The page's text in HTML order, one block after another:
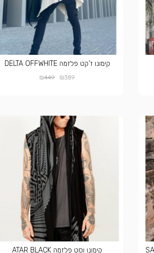
קימונו ז'קט פלזמה DELTA OFFWHITE
₪389
₪449
קימונו וסט פלזמה ATAR BLACK